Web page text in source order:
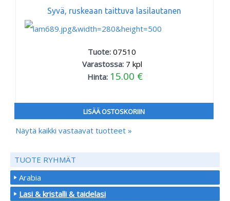
Syvä, ruskeaan taittuva lasilautanen
Tuote:07510
Varastossa: 7 kpl
Hinta: 15.00 €
LISÄÄ OSTOSKORIIN
Näytä kaikki vastaavat tuotteet »
TUOTE RYHMÄT
Arabia
Lasi & kristalli & taidelasi